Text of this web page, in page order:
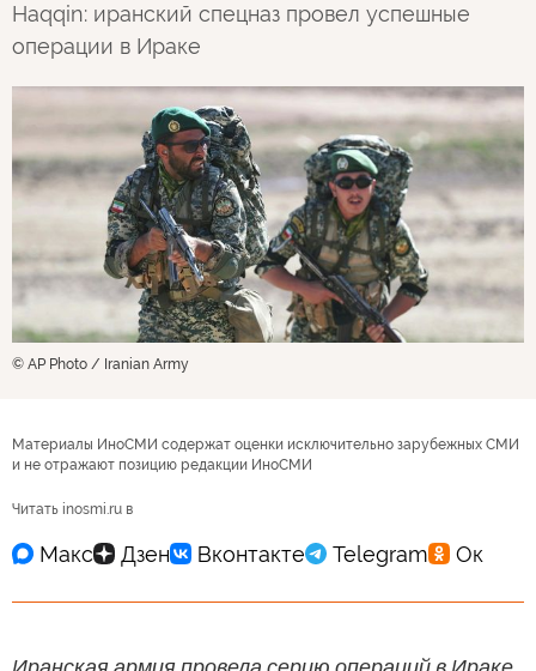
Haqqin: иранский спецназ провел успешные
операции в Ираке
© AP Photo / Iranian Army
Материалы ИноСМИ содержат оценки исключительно зарубежных СМИ
и не отражают позицию редакции ИноСМИ
Читать inosmi.ru в